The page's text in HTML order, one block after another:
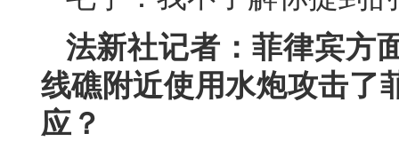
法新社记者：菲律宾方
线礁附近使用水炮攻击了
应？